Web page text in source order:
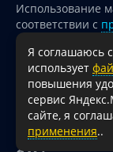
Использование
соответствии с
опубликованных
При
на источник
Для сайтов и
активная
администрации
Я соглашаюсь
использует
повышения
сервис
сайте, я
применения..